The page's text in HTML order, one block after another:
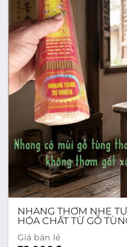
NHANG THƠM NHẸ
HÓA CHẤT TỪ GỖ
Giá bán lẻ